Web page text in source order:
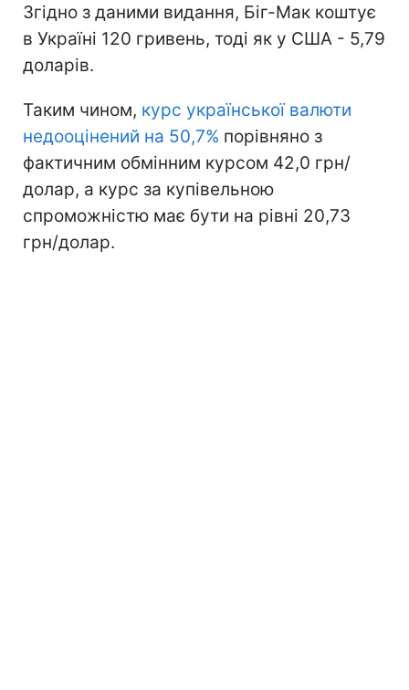
Згідно з даними видання, Біг-Мак коштує
в Україні 120 гривень, тоді як у США - 5,79
доларів.
Таким чином, курс української валюти
недооцінений на 50,7% порівняно з
фактичним обмінним курсом 42,0 грн/
долар, а курс за купівельною
спроможністю має бути на рівні 20,73
грн/долар.